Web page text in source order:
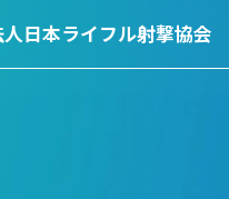
日本ライフル射撃協会